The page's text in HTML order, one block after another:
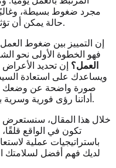
مجرد ضغوط بسيطة،
حالة يمكن أن تؤثر على صحتك وسعادتك ونموك المهني.
إن التمييز بين ضغوط
فهو الخطوة الأولى نحو
العمل؟ إن تحديد
ويساعدك على استعادة
صورة واضحة عن وضعك
أداتنا رؤى فورية وسرية بناءً على مقاييس تم التحقق منها علميًا.
خلال هذا المقال، سنستعرض
تكون في الواقع
باستراتيجيات عملية
لديك فهم أفضل لسلامتك